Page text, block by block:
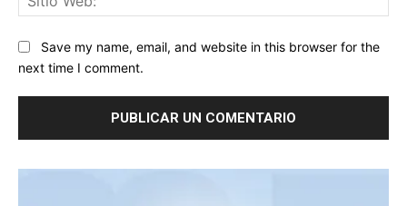
Save my name, email, and website in this browser for the
next time I comment.